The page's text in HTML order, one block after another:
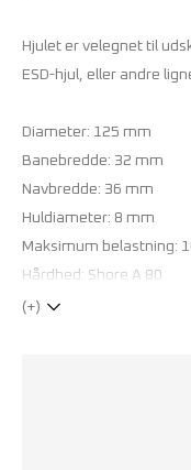
Hjulet er velegnet til
ESD-hjul, eller andre
Diameter: 125 mm
Banebredde: 32 mm
Navbredde: 36 mm
Huldiameter: 8 mm
Maksimum belastning:
Hårdhed: Shore A 80
(+)